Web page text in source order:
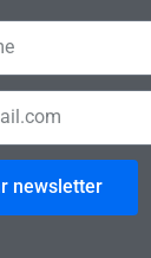
newsletter